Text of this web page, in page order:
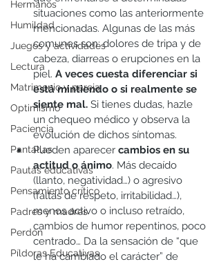
Hermanos
Humildad
Juegos y actividades
Lectura
Matrimonio y pareja
Optimismo
Paciencia
Pantallas
Pautas educativas
Pensamiento crítico
Padres y madres
Perdón
Píldoras Educativas
situaciones como las anteriormente
mencionadas. Algunas de las más
comunes son: dolores de tripa y de
cabeza, diarreas o erupciones en la
piel. A veces cuesta diferenciar si
está mintiendo o si realmente se
siente mal. Si tienes dudas, hazle
un chequeo médico y observa la
evolución de dichos síntomas.
Pueden aparecer cambios en su
actitud o ánimo. Más decaído
(llanto, negatividad…) o agresivo
(faltas de respeto, irritabilidad…),
menos activo o incluso retraído,
cambios de humor repentinos, poco
centrado… Da la sensación de “que
le ha cambiado el carácter” de